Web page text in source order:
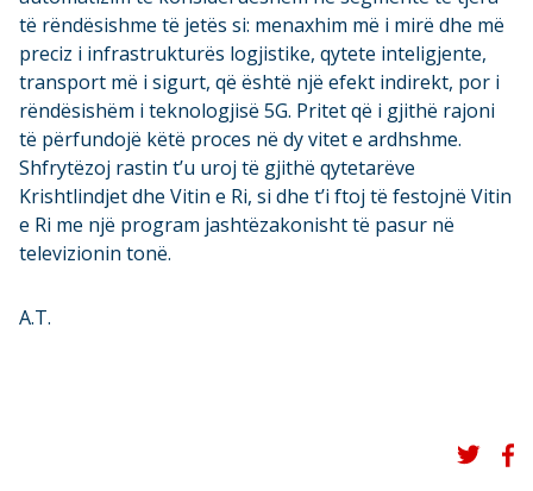
të rëndësishme të jetës si: menaxhim më i mirë dhe më
preciz i infrastrukturës logjistike, qytete inteligjente,
transport më i sigurt, që është një efekt indirekt, por i
rëndësishëm i teknologjisë 5G. Pritet që i gjithë rajoni
të përfundojë këtë proces në dy vitet e ardhshme.
Shfrytëzoj rastin t’u uroj të gjithë qytetarëve
Krishtlindjet dhe Vitin e Ri, si dhe t’i ftoj të festojnë Vitin
e Ri me një program jashtëzakonisht të pasur në
televizionin tonë.
A.T.